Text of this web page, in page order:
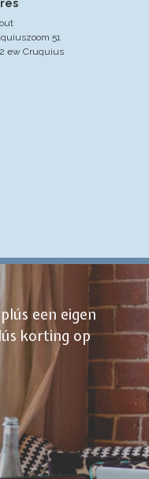
51
ew Cruquius
een eigen
korting op